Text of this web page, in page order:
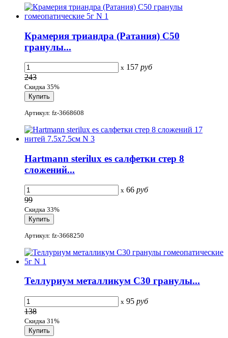
Крамерия триандра (Ратания) С50
гранулы...
x 157 руб
243
Скидка 35%
Артикул: fz-3668608
Hartmann sterilux es салфетки стер 8
сложений...
x 66 руб
99
Скидка 33%
Артикул: fz-3668250
Теллуриум металликум С30 гранулы...
x 95 руб
138
Скидка 31%